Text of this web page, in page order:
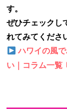
す。
ぜひチェックし
れてみてくださ
ハワイの風
い｜コラム一覧